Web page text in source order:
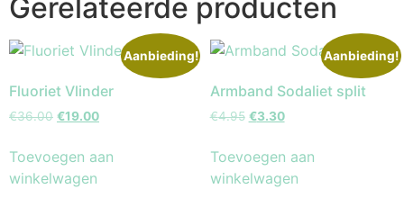
Gerelateerde producten
Aanbieding!
Fluoriet Vlinder
€36.00 €19.00
Toevoegen aan
winkelwagen
Aanbieding!
Armband Sodaliet split
€4.95 €3.30
Toevoegen aan
winkelwagen